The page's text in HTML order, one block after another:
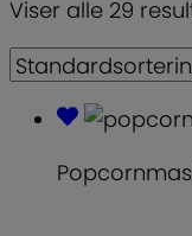
Viser alle 29